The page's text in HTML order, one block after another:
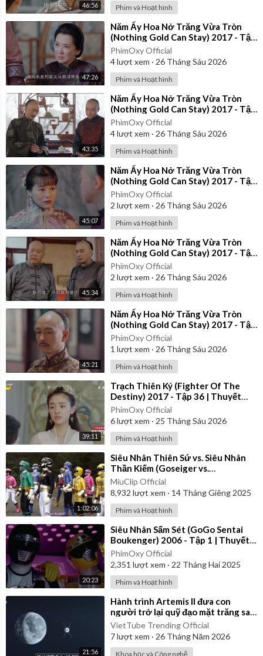
46:56 Phim và Hoạt hình
47:26
⁣Năm Ấy Hoa Nở Trăng Vừa Tròn
(Nothing Gold Can Stay) 2017 - Tập
21 | Thuyết Minh
PhimOxy Official
4lượt xem · 26 Tháng Sáu 2026
Phim và Hoạt hình
43:35
⁣Năm Ấy Hoa Nở Trăng Vừa Tròn
(Nothing Gold Can Stay) 2017 - Tập
26 | Thuyết Minh
PhimOxy Official
4lượt xem · 26 Tháng Sáu 2026
Phim và Hoạt hình
45:07
⁣Năm Ấy Hoa Nở Trăng Vừa Tròn
(Nothing Gold Can Stay) 2017 - Tập
35 | Thuyết Minh
PhimOxy Official
2 lượt xem · 26 Tháng Sáu 2026
Phim và Hoạt hình
45:34
⁣Năm Ấy Hoa Nở Trăng Vừa Tròn
(Nothing Gold Can Stay) 2017 - Tập
24 | Thuyết Minh
PhimOxy Official
2 lượt xem · 26 Tháng Sáu 2026
Phim và Hoạt hình
45:21
⁣Năm Ấy Hoa Nở Trăng Vừa Tròn
(Nothing Gold Can Stay) 2017 - Tập
39 | Thuyết Minh
PhimOxy Official
1 lượt xem · 26 Tháng Sáu 2026
Phim và Hoạt hình
39:11
⁣Trạch Thiên Ký (Fighter Of The
Destiny) 2017 - Tập 36 | Thuyết
Minh
PhimOxy Official
6lượt xem · 25 Tháng Sáu 2026
Phim và Hoạt hình
1:02:06
⁣Siêu Nhân Thiên Sứ vs. Siêu Nhân
Thần Kiếm (Goseiger vs.
Shinkenger) | Vietsub
MiuClip Official
8,932 lượt xem · 14 Tháng Giêng 2025
Phim và Hoạt hình
20:23
⁣Siêu Nhân Sấm Sét (GoGo Sentai
Boukenger) 2006 - Tập 1 | Thuyết
Minh
PhimOxy Official
2,351 lượt xem · 22 Tháng Hai 2025
Phim và Hoạt hình
21:56
⁣Hành trình Artemis II đưa con
người trở lại quỹ đạo mặt trăng sau
54 năm của NASA
VietTube Trending Official
7lượt xem · 26 Tháng Năm 2026
Khoa học và Công nghệ